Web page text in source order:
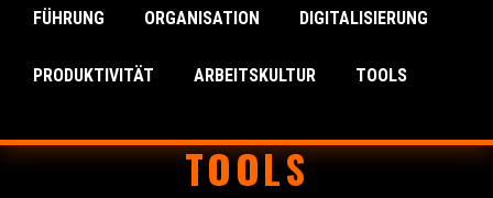
FÜHRUNG ORGANISATION DIGITALISIERUNG
PRODUKTIVITÄT ARBEITSKULTUR TOOLS
TOOLS